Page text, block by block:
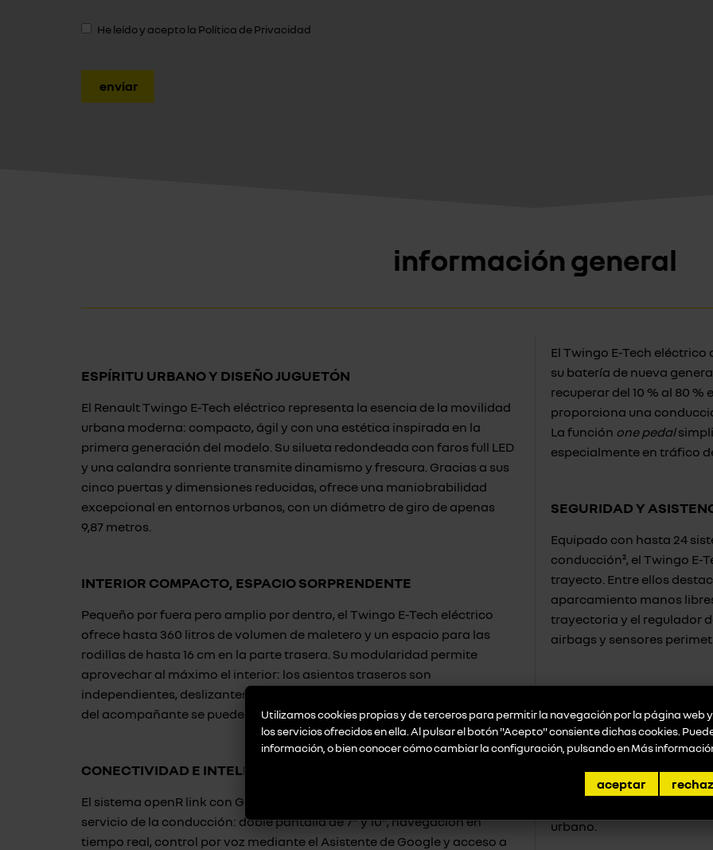
He leído y acepto la Política de Privacidad
enviar
información general
ESPÍRITU URBANO Y DISEÑO JUGUETÓN
El Renault Twingo E-Tech eléctrico representa la esencia de la movilidad
urbana moderna: compacto, ágil y con una estética inspirada en la
primera generación del modelo. Su silueta redondeada con faros full LED
y una calandra sonriente transmite dinamismo y frescura. Gracias a sus
cinco puertas y dimensiones reducidas, ofrece una maniobrabilidad
excepcional en entornos urbanos, con un diámetro de giro de apenas
9,87 metros.
INTERIOR COMPACTO, ESPACIO SORPRENDENTE
Pequeño por fuera pero amplio por dentro, el Twingo E-Tech eléctrico
ofrece hasta 360 litros de volumen de maletero y un espacio para las
rodillas de hasta 16 cm en la parte trasera. Su modularidad permite
aprovechar al máximo el interior: los asientos traseros son
independientes, deslizantes y abatibles 50/50, mientras que el asiento
del acompañante se puede plegar para ampliar la longitud de carga.
CONECTIVIDAD E INTELIGENCIA INTEGRADA
El sistema openR link con Google integrado¹ pone la tecnología al
servicio de la conducción: doble pantalla de 7” y 10”, navegación en
tiempo real, control por voz mediante el Asistente de Google y acceso a
El Twingo E-Tech
su batería de nueva
recuperar del 10 % al 80 %
proporciona una
La función one pedal
especialmente en tráfico
SEGURIDAD Y
Equipado con hasta 24
conducción², el Twingo E-
trayecto. Entre ellos
aparcamiento manos
trayectoria y el regulador
airbags y sensores
Renault ofrece una
que realzan el carácter
modulable, bolsa de
reposabrazos con
exclusivos, refuerza la
urbano.
Utilizamos cookies propias y de terceros para permitir la navegación por la página web
los servicios ofrecidos en ella. Al pulsar el botón "Acepto" consiente dichas cookies.
información, o bien conocer cómo cambiar la configuración, pulsando enMás
aceptar